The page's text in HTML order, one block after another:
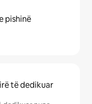
pishinë
të dedikuar